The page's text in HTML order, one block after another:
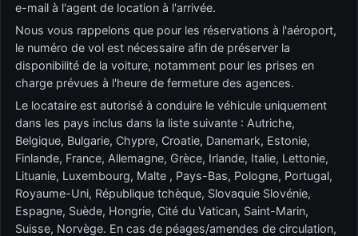
e-mail à l'agent de location à l'arrivée.
Nous vous rappelons que pour les réservations à l'aéroport,
le numéro de vol est nécessaire afin de préserver la
disponibilité de la voiture, notamment pour les prises en
charge prévues à l'heure de fermeture des agences.
Le locataire est autorisé à conduire le véhicule uniquement
dans les pays inclus dans la liste suivante : Autriche,
Belgique, Bulgarie, Chypre, Croatie, Danemark, Estonie,
Finlande, France, Allemagne, Grèce, Irlande, Italie, Lettonie,
Lituanie, Luxembourg, Malte , Pays-Bas, Pologne, Portugal,
Royaume-Uni, République tchèque, Slovaquie Slovénie,
Espagne, Suède, Hongrie, Cité du Vatican, Saint-Marin,
Suisse, Norvège. En cas de péages/amendes de circulation,